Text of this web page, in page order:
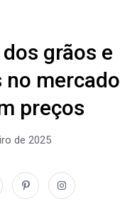
grãos e
no mercado
preços
de 2025